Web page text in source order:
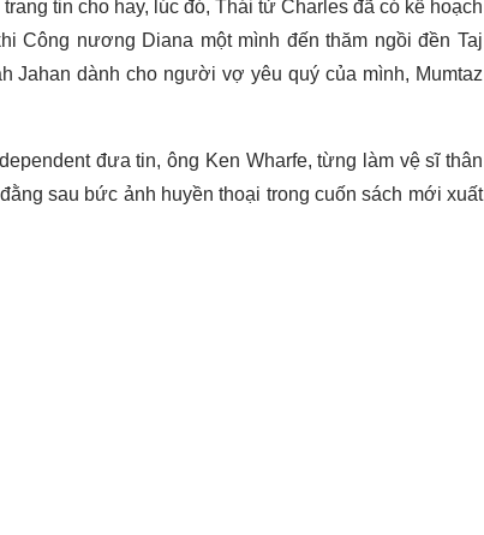
tin cho hay, lúc đó, Thái tử Charles đã có kế hoạch
Công nương Diana một mình đến thăm ngồi đền Taj
Jahan dành cho người vợ yêu quý của mình, Mumtaz
đưa tin, ông Ken Wharfe, từng làm vệ sĩ thân
sau bức ảnh huyền thoại trong cuốn sách mới xuất